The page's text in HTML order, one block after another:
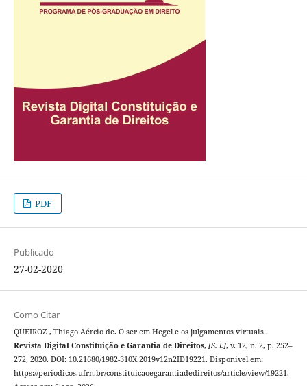
PDF
Publicado
27-02-2020
Como Citar
QUEIROZ , Thiago Aércio de. O ser em Hegel e os julgamentos virtuais .
Revista Digital Constituição e Garantia de Direitos, [S. l.], v. 12, n. 2, p. 252–
272, 2020. DOI: 10.21680/1982-310X.2019v12n2ID19221. Disponível em:
https://periodicos.ufrn.br/constituicaoegarantiadedireitos/article/view/19221.